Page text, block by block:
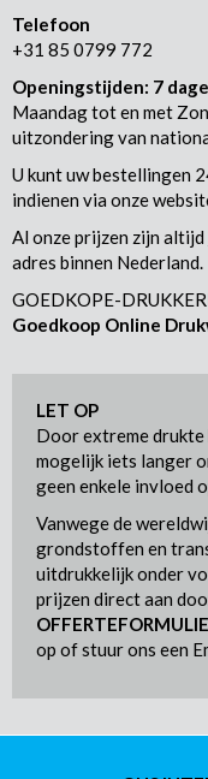
Telefoon
+31 85 0799 772
Openingstijden: 7
Maandag tot en met
uitzondering van
U kunt uw bestellingen
indienen via onze
Al onze prijzen zijn altijd
adres binnen Nederland.
GOEDKOPE-
Goedkoop Online
LET OP
Door extreme drukte
mogelijk iets langer
geen enkele invloed
Vanwege de
grondstoffen en
uitdrukkelijk onder
prijzen direct aan
op of stuur ons een